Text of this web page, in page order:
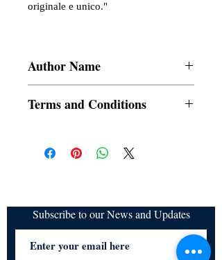
originale e unico."
Author Name
Terms and Conditions
refundable
Subscribe to our News and Updates